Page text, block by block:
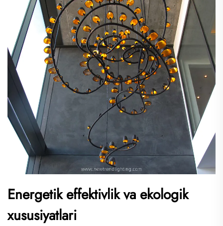
Energetik effektivlik va ekologik
xususiyatlari